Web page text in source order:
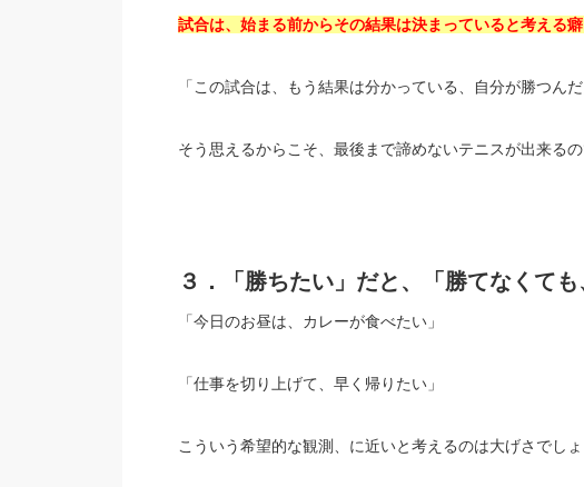
試合は、始まる前からその結果は決まっていると考える癖
「この試合は、もう結果は分かっている、自分が勝つんだ
そう思えるからこそ、最後まで諦めないテニスが出来るの
３．「勝ちたい」だと、「勝てなくて
「今日のお昼は、カレーが食べたい」
「仕事を切り上げて、早く帰りたい」
こういう希望的な観測、に近いと考えるのは大げさでしょ